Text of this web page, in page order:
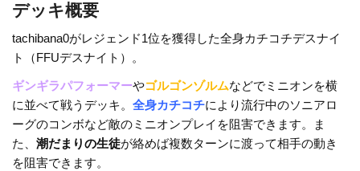
tt
er
e
e
b
o
o
k
n
y
n
k
デッキ概要
tachibana0がレジェンド1位を獲得した全身カチコチデスナイ
ト（FFUデスナイト）。
ギンギラパフォーマーやゴルゴンゾルムなどでミニオンを横
に並べて戦うデッキ。全身カチコチにより流行中のソニアロ
ーグのコンボなど敵のミニオンプレイを阻害できます。ま
た、潮だまりの生徒が絡めば複数ターンに渡って相手の動き
を阻害できます。